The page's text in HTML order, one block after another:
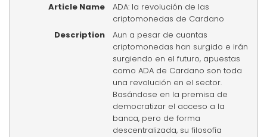
Article Name
ADA: la revolución de las
criptomonedas de Cardano
Description
Aun a pesar de cuantas
criptomonedas han surgido e irán
surgiendo en el futuro, apuestas
como ADA de Cardano son toda
una revolución en el sector.
Basándose en la premisa de
democratizar el acceso a la
banca, pero de forma
descentralizada, su filosofía